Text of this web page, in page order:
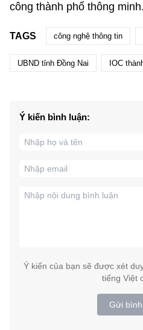
công thành phố thông minh.
TAGS công nghệ thông tin
UBND tỉnh Đồng Nai IOC
Ý kiến bình luận:
Ý kiến của bạn sẽ được xét
tiếng Việt
Gửi